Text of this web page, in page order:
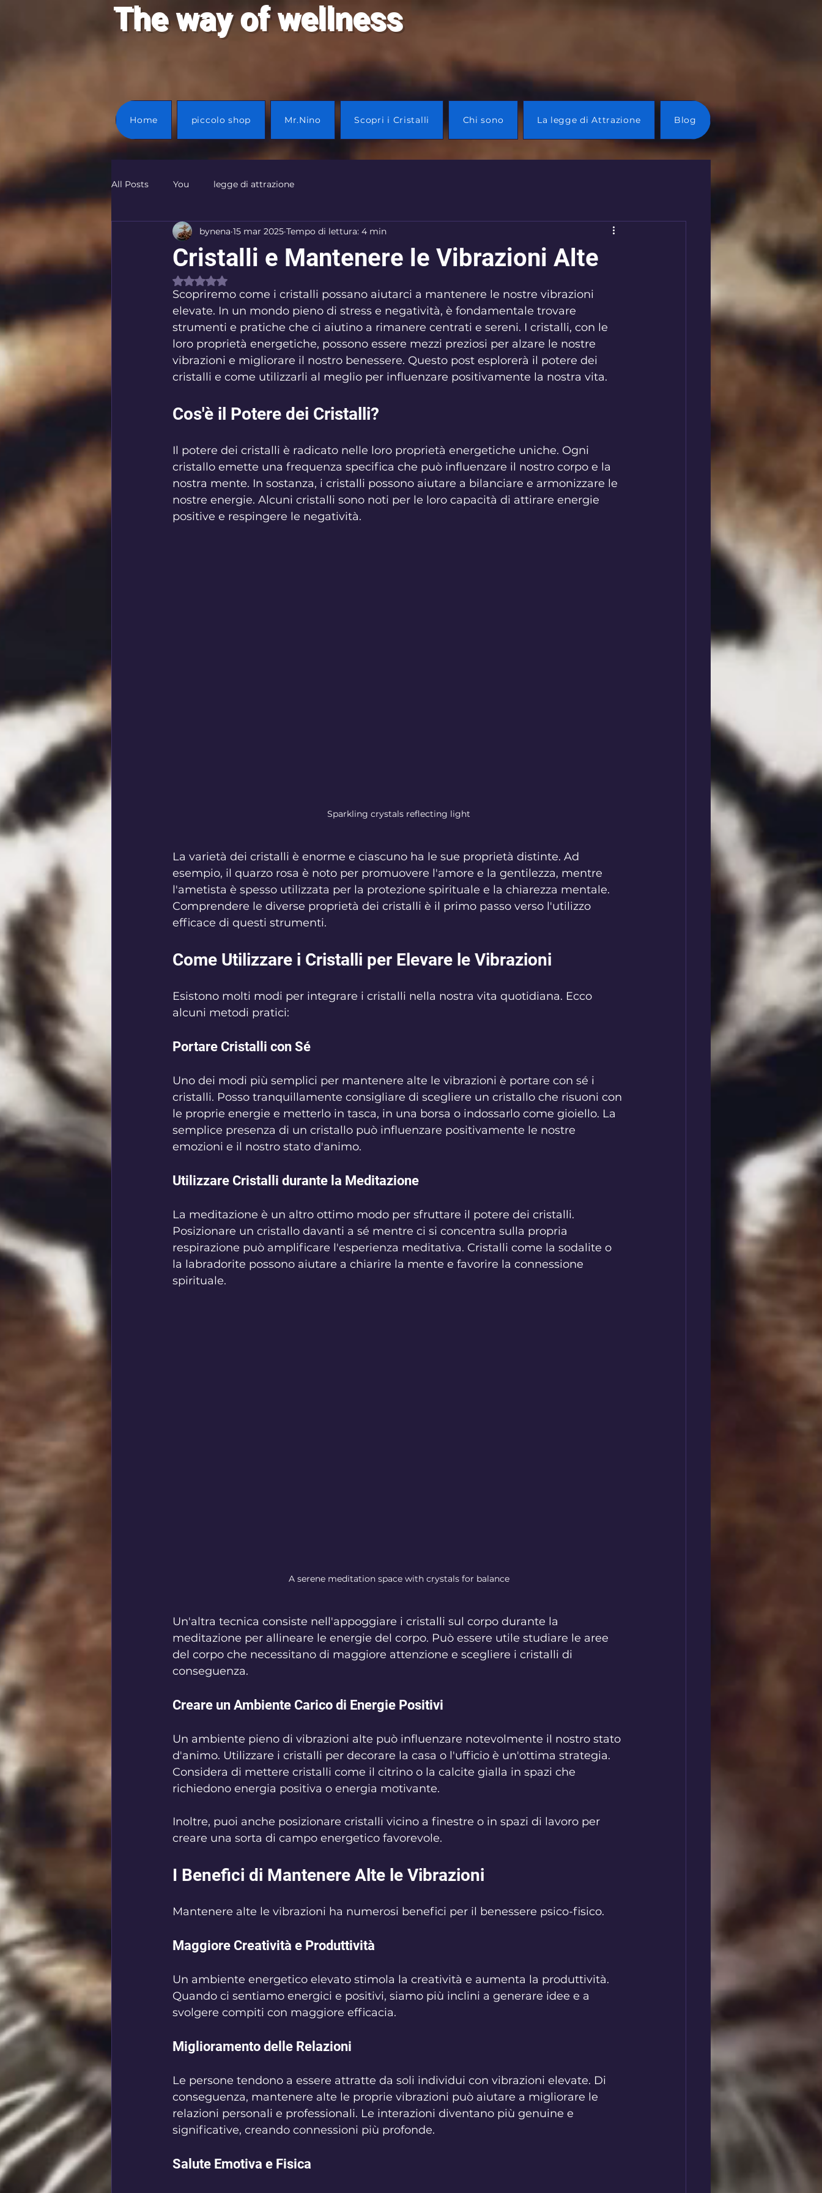
The way of wellness
Home piccolo shop Mr.Nino Scopri i Cristalli Chi sono La legge di Attrazione Blog
All Posts You legge di attrazione
Cristalli e Mantenere le Vibrazioni Alte
bynena 15 mar 2025 Tempo di lettura: 4 min
Valutazione NaN stelle su 5.
Scopriremo come i cristalli possano aiutarci a mantenere le nostre vibrazioni
elevate. In un mondo pieno di stress e negatività, è fondamentale trovare
strumenti e pratiche che ci aiutino a rimanere centrati e sereni. I cristalli, con le
loro proprietà energetiche, possono essere mezzi preziosi per alzare le nostre
vibrazioni e migliorare il nostro benessere. Questo post esplorerà il potere dei
cristalli e come utilizzarli al meglio per influenzare positivamente la nostra vita.
Cos'è il Potere dei Cristalli?
Il potere dei cristalli è radicato nelle loro proprietà energetiche uniche. Ogni
cristallo emette una frequenza specifica che può influenzare il nostro corpo e la
nostra mente. In sostanza, i cristalli possono aiutare a bilanciare e armonizzare le
nostre energie. Alcuni cristalli sono noti per le loro capacità di attirare energie
positive e respingere le negatività.
Sparkling crystals reflecting light
La varietà dei cristalli è enorme e ciascuno ha le sue proprietà distinte. Ad
esempio, il quarzo rosa è noto per promuovere l'amore e la gentilezza, mentre
l'ametista è spesso utilizzata per la protezione spirituale e la chiarezza mentale.
Comprendere le diverse proprietà dei cristalli è il primo passo verso l'utilizzo
efficace di questi strumenti.
Come Utilizzare i Cristalli per Elevare le Vibrazioni
Esistono molti modi per integrare i cristalli nella nostra vita quotidiana. Ecco
alcuni metodi pratici:
Portare Cristalli con Sé
Uno dei modi più semplici per mantenere alte le vibrazioni è portare con sé i
cristalli. Posso tranquillamente consigliare di scegliere un cristallo che risuoni con
le proprie energie e metterlo in tasca, in una borsa o indossarlo come gioiello. La
semplice presenza di un cristallo può influenzare positivamente le nostre
emozioni e il nostro stato d'animo.
Utilizzare Cristalli durante la Meditazione
La meditazione è un altro ottimo modo per sfruttare il potere dei cristalli.
Posizionare un cristallo davanti a sé mentre ci si concentra sulla propria
respirazione può amplificare l'esperienza meditativa. Cristalli come la sodalite o
la labradorite possono aiutare a chiarire la mente e favorire la connessione
spirituale.
A serene meditation space with crystals for balance
Un'altra tecnica consiste nell'appoggiare i cristalli sul corpo durante la
meditazione per allineare le energie del corpo. Può essere utile studiare le aree
del corpo che necessitano di maggiore attenzione e scegliere i cristalli di
conseguenza.
Creare un Ambiente Carico di Energie Positivi
Un ambiente pieno di vibrazioni alte può influenzare notevolmente il nostro stato
d'animo. Utilizzare i cristalli per decorare la casa o l'ufficio è un'ottima strategia.
Considera di mettere cristalli come il citrino o la calcite gialla in spazi che
richiedono energia positiva o energia motivante.
Inoltre, puoi anche posizionare cristalli vicino a finestre o in spazi di lavoro per
creare una sorta di campo energetico favorevole.
I Benefici di Mantenere Alte le Vibrazioni
Mantenere alte le vibrazioni ha numerosi benefici per il benessere psico-fisico.
Maggiore Creatività e Produttività
Un ambiente energetico elevato stimola la creatività e aumenta la produttività.
Quando ci sentiamo energici e positivi, siamo più inclini a generare idee e a
svolgere compiti con maggiore efficacia.
Miglioramento delle Relazioni
Le persone tendono a essere attratte da soli individui con vibrazioni elevate. Di
conseguenza, mantenere alte le proprie vibrazioni può aiutare a migliorare le
relazioni personali e professionali. Le interazioni diventano più genuine e
significative, creando connessioni più profonde.
Salute Emotiva e Fisica